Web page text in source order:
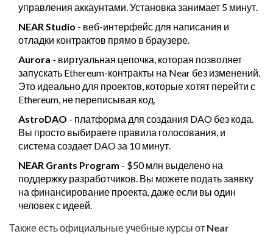
управления аккаунтами. Установка занимает 5 минут.
NEAR Studio - веб-интерфейс для написания и
отладки контрактов прямо в браузере.
Aurora - виртуальная цепочка, которая позволяет
запускать Ethereum-контракты на Near без изменений.
Это идеально для проектов, которые хотят перейти с
Ethereum, не переписывая код.
AstroDAO - платформа для создания DAO без кода.
Вы просто выбираете правила голосования, и
система создает DAO за 10 минут.
NEAR Grants Program - $50 млн выделено на
поддержку разработчиков. Вы можете подать заявку
на финансирование проекта, даже если вы один
человек с идеей.
Также есть официальные учебные курсы от Near